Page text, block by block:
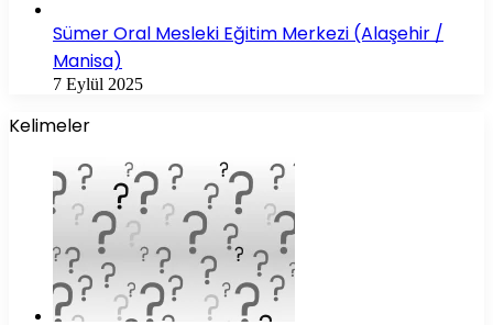
Sümer Oral Mesleki Eğitim Merkezi (Alaşehir /
Manisa)
7 Eylül 2025
Kelimeler